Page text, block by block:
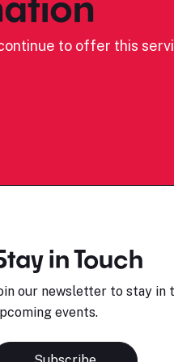
to offer this
in Touch
our newsletter to stay in
events.